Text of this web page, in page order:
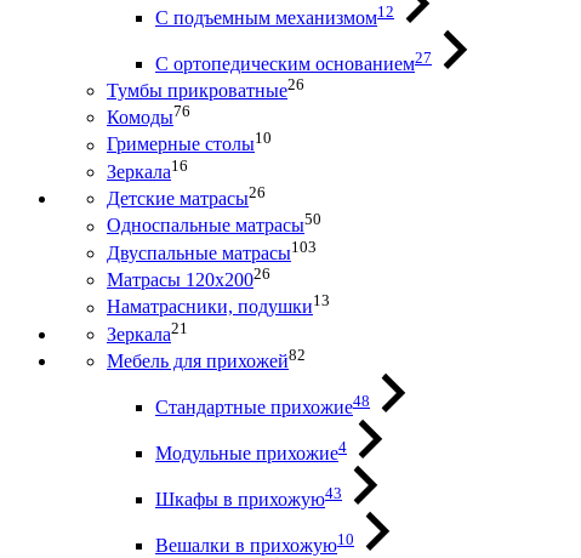
С подъемным механизмом12
С ортопедическим основанием27
Тумбы прикроватные26
Комоды76
Гримерные столы10
Зеркала16
Детские матрасы26
Односпальные матрасы50
Двуспальные матрасы103
Матрасы 120х20026
Наматрасники, подушки13
Зеркала21
Мебель для прихожей82
Стандартные прихожие48
Модульные прихожие4
Шкафы в прихожую43
Вешалки в прихожую10